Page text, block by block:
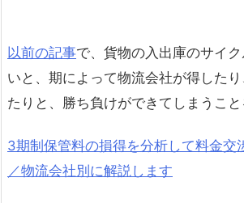
以前の記事で、貨物の入出庫のサイ
いと、期によって物流会社が得した
たりと、勝ち負けができてしまうこと
3期制保管料の損得を分析して料金交
／物流会社別に解説します